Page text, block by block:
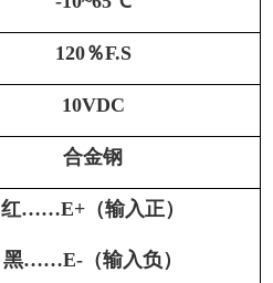
120％F.S
10VDC
合金钢
红……E+（输入正）
黑……E-（输入负）